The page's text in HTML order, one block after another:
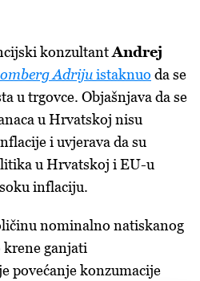
konzultantAndrej
Adrijuistaknuo da se
u trgovce. Objašnjava da se
u Hrvatskoj nisu
i uvjerava da su
u Hrvatskoj i EU-u
inflaciju.
nominalno natiskanog
ganjati
povećanje konzumacije